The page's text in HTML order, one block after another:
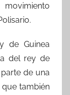
de Guinea
del rey de
de una
también